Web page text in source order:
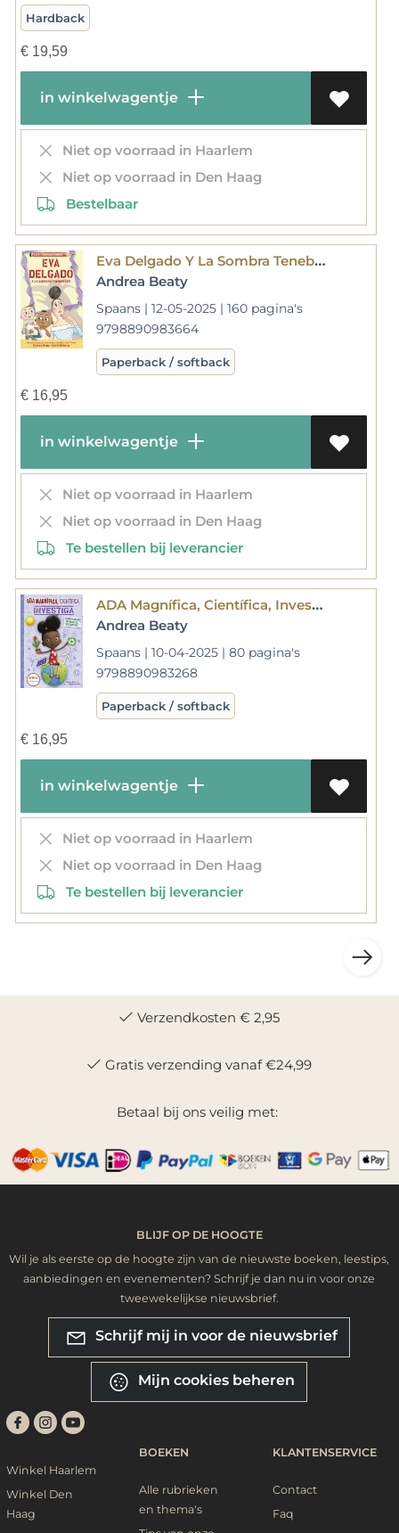
Hardback
€19,59
in winkelwagentje
Niet op voorraad in Haarlem
Niet op voorraad in Den Haag
Bestelbaar
Eva Delgado Y La Sombra Tenebrosa / Lila Greer and the Shrieking Shadow
Andrea Beaty
Spaans | 12-05-2025 | 160 pagina's
9798890983664
Paperback / softback
€16,95
in winkelwagentje
Niet op voorraad in Haarlem
Niet op voorraad in Den Haag
Te bestellen bij leverancier
ADA Magnífica, Científica, Investiga: Todo Sobre Cuidar El Planeta / ADA Twist, Scientist: Team Green!
Andrea Beaty
Spaans | 10-04-2025 | 80 pagina's
9798890983268
Paperback / softback
€16,95
in winkelwagentje
Niet op voorraad in Haarlem
Niet op voorraad in Den Haag
Te bestellen bij leverancier
Verzendkosten € 2,95
Gratis verzending vanaf €24,99
Betaal bij ons veilig met:
BLIJF OP DE HOOGTE
Wil je als eerste op de hoogte zijn van de nieuwste boeken, leestips,
aanbiedingen en evenementen? Schrijf je dan nu in voor onze
tweewekelijkse nieuwsbrief.
Schrijf mij in voor de nieuwsbrief
Mijn cookies beheren
Winkel Haarlem
Winkel Den
Haag
BOEKEN
Alle rubrieken
en thema's
KLANTENSERVICE
Contact
Faq